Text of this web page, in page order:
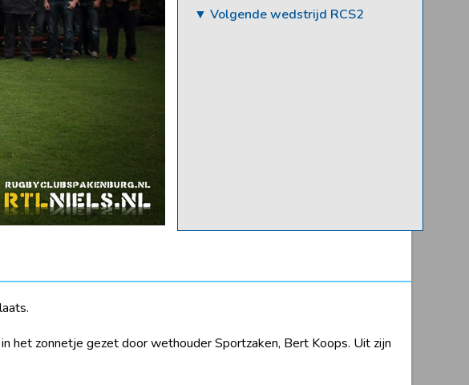
▼ Volgende wedstrijd RCS2
het zonnetje gezet door wethouder Sportzaken, Bert Koops. Uit zijn